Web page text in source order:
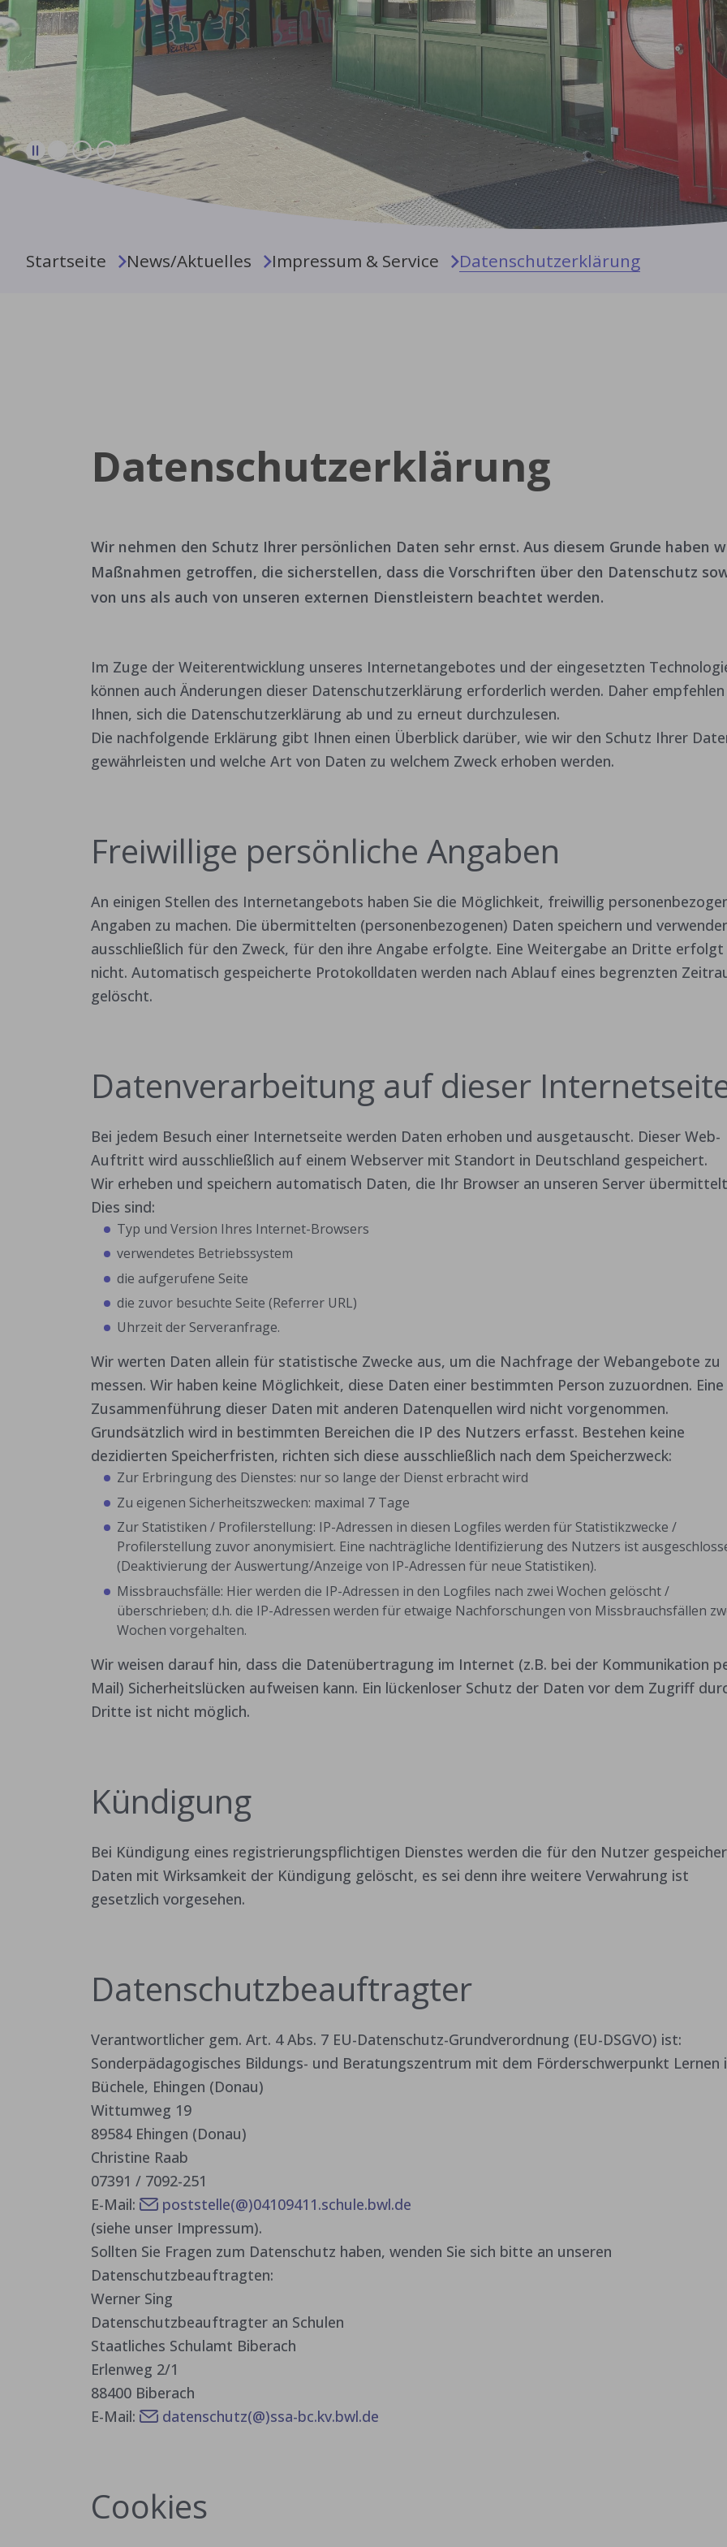
Startseite News/Aktuelles Impressum & Service Datenschutzerklärung
Datenschutzerklärung
Wir nehmen den Schutz Ihrer persönlichen Daten sehr ernst. Aus diesem Grunde haben
Maßnahmen getroffen, die sicherstellen, dass die Vorschriften über den Datenschutz
von uns als auch von unseren externen Dienstleistern beachtet werden.
Im Zuge der Weiterentwicklung unseres Internetangebotes und der eingesetzten
können auch Änderungen dieser Datenschutzerklärung erforderlich werden. Daher
Ihnen, sich die Datenschutzerklärung ab und zu erneut durchzulesen.
Die nachfolgende Erklärung gibt Ihnen einen Überblick darüber, wie wir den Schutz Ihrer
gewährleisten und welche Art von Daten zu welchem Zweck erhoben werden.
Freiwillige persönliche Angaben
An einigen Stellen des Internetangebots haben Sie die Möglichkeit, freiwillig
Angaben zu machen. Die übermittelten (personenbezogenen) Daten speichern und
ausschließlich für den Zweck, für den ihre Angabe erfolgte. Eine Weitergabe an Dritte erfolgt
nicht. Automatisch gespeicherte Protokolldaten werden nach Ablauf eines begrenzten
gelöscht.
Datenverarbeitung auf dieser
Bei jedem Besuch einer Internetseite werden Daten erhoben und ausgetauscht. Dieser Web-
Auftritt wird ausschließlich auf einem Webserver mit Standort in Deutschland gespeichert.
Wir erheben und speichern automatisch Daten, die Ihr Browser an unseren Server
Dies sind:
Typ und Version Ihres Internet-Browsers
verwendetes Betriebssystem
die aufgerufene Seite
die zuvor besuchte Seite (Referrer URL)
Uhrzeit der Serveranfrage.
Wir werten Daten allein für statistische Zwecke aus, um die Nachfrage der Webangebote zu
messen. Wir haben keine Möglichkeit, diese Daten einer bestimmten Person zuzuordnen. Eine
Zusammenführung dieser Daten mit anderen Datenquellen wird nicht vorgenommen.
Grundsätzlich wird in bestimmten Bereichen die IP des Nutzers erfasst. Bestehen keine
dezidierten Speicherfristen, richten sich diese ausschließlich nach dem Speicherzweck:
Zur Erbringung des Dienstes: nur so lange der Dienst erbracht wird
Zu eigenen Sicherheitszwecken: maximal 7 Tage
Zur Statistiken / Profilerstellung: IP-Adressen in diesen Logfiles werden für Statistikzwecke /
Profilerstellung zuvor anonymisiert. Eine nachträgliche Identifizierung des Nutzers ist
(Deaktivierung der Auswertung/Anzeige von IP-Adressen für neue Statistiken).
Missbrauchsfälle: Hier werden die IP-Adressen in den Logfiles nach zwei Wochen gelöscht /
überschrieben; d.h. die IP-Adressen werden für etwaige Nachforschungen von Missbrauchsfällen
Wochen vorgehalten.
Wir weisen darauf hin, dass die Datenübertragung im Internet (z.B. bei der Kommunikation
Mail) Sicherheitslücken aufweisen kann. Ein lückenloser Schutz der Daten vor dem Zugriff
Dritte ist nicht möglich.
Kündigung
Bei Kündigung eines registrierungspflichtigen Dienstes werden die für den Nutzer
Daten mit Wirksamkeit der Kündigung gelöscht, es sei denn ihre weitere Verwahrung ist
gesetzlich vorgesehen.
Datenschutzbeauftragter
Verantwortlicher gem. Art. 4 Abs. 7 EU-Datenschutz-Grundverordnung (EU-DSGVO) ist:
Sonderpädagogisches Bildungs- und Beratungszentrum mit dem Förderschwerpunkt Lernen
Büchele, Ehingen (Donau)
Wittumweg 19
89584 Ehingen (Donau)
Christine Raab
07391 / 7092-251
E-Mail:
poststelle(@)04109411.schule.bwl.de
(siehe unser Impressum).
Sollten Sie Fragen zum Datenschutz haben, wenden Sie sich bitte an unseren
Datenschutzbeauftragten:
Werner Sing
Datenschutzbeauftragter an Schulen
Staatliches Schulamt Biberach
Erlenweg 2/1
88400 Biberach
E-Mail:
datenschutz(@)ssa-bc.kv.bwl.de
Cookies